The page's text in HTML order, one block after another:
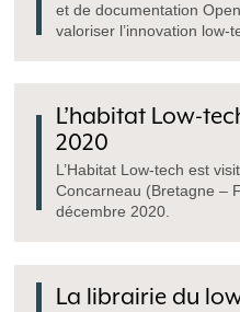
et de documentation
valoriser l’innovation low-
L’habitat Low-
2020
L’Habitat Low-tech est
Concarneau (Bretagne –
décembre 2020.
La librairie du